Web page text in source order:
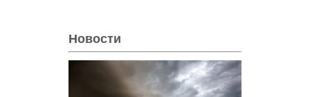
Новости